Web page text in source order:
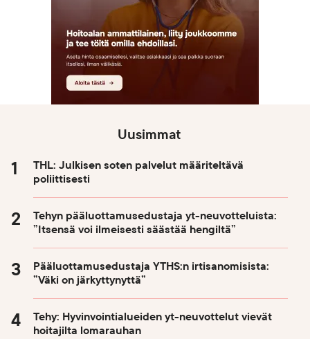
Uusimmat
THL: Julkisen soten palvelut määriteltävä
poliittisesti
Tehyn pääluottamusedustaja yt-neuvotteluista:
”Itsensä voi ilmeisesti säästää hengiltä”
Pääluottamusedustaja YTHS:n irtisanomisista:
”Väki on järkyttynyttä”
Tehy: Hyvinvointialueiden yt-neuvottelut vievät
hoitajilta lomarauhan